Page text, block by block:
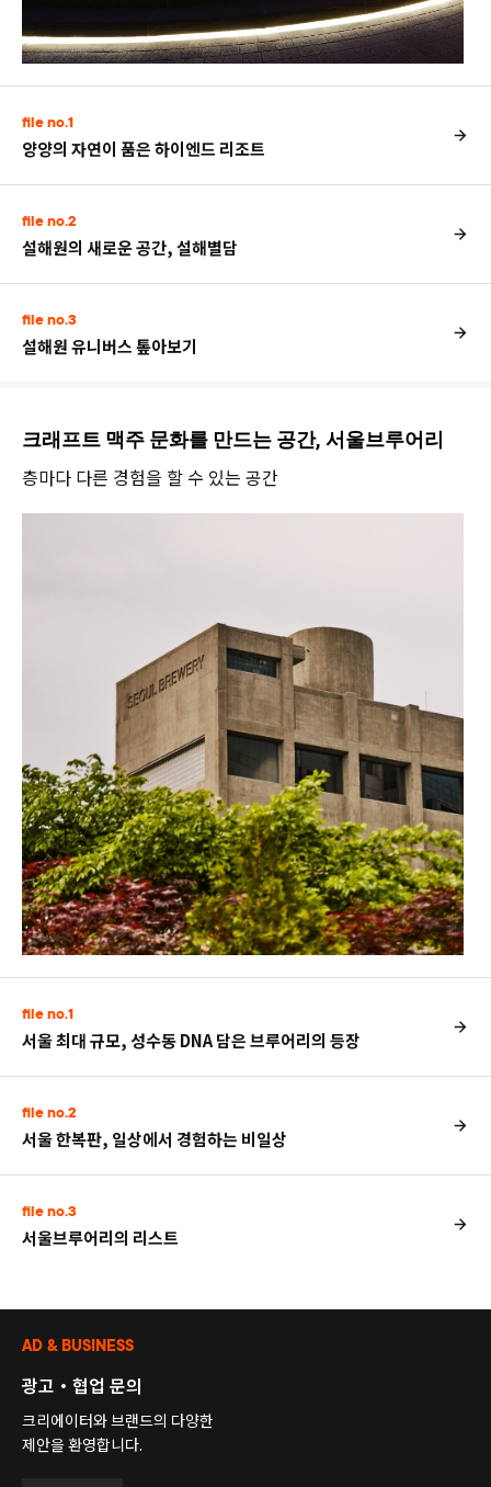
file no.1
양양의 자연이 품은 하이엔드 리조트
file no.2
설해원의 새로운 공간, 설해별담
file no.3
설해원 유니버스 톺아보기
크래프트 맥주 문화를 만드는 공간, 서울브루어리
층마다 다른 경험을 할 수 있는 공간
file no.1
서울 최대 규모, 성수동 DNA 담은 브루어리의 등장
file no.2
서울 한복판, 일상에서 경험하는 비일상
file no.3
서울브루어리의 리스트
AD & BUSINESS
광고・협업 문의
크리에이터와 브랜드의 다양한
제안을 환영합니다.